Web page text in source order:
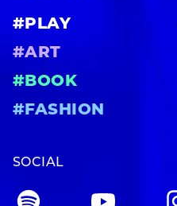
#PLAY
#ART
#BOOK
#FASHION
SOCIAL